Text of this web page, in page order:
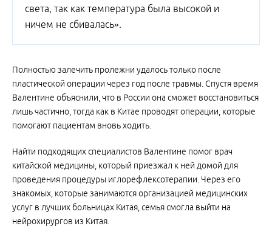
света, так как температура была высокой и
ничем не сбивалась».
Полностью залечить пролежни удалось только после
пластической операции через год после травмы. Спустя время
Валентине объяснили, что в России она сможет восстановиться
лишь частично, тогда как в Китае проводят операции, которые
помогают пациентам вновь ходить.
Найти подходящих специалистов Валентине помог врач
китайской медицины, который приезжал к ней домой для
проведения процедуры иглорефлексотерапии. Через его
знакомых, которые занимаются организацией медицинских
услуг в лучших больницах Китая, семья смогла выйти на
нейрохирургов из Китая.